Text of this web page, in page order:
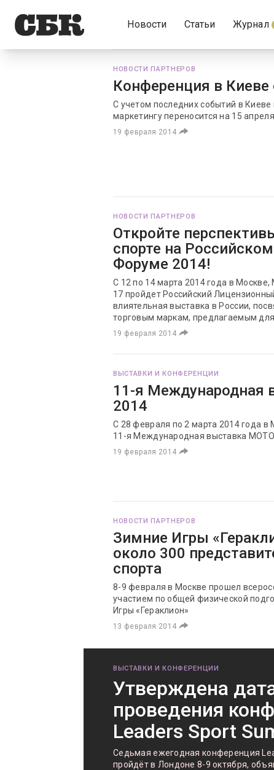
Новости Статьи Журнал
НОВОСТИ ПАРТНЕРОВ
Конференция в Киеве
С учетом последних событий в
маркетингу переносится на 15 апреля
19 февраля 2014
НОВОСТИ ПАРТНЕРОВ
Откройте
спорте на
Форуме 2014!
С 12 по 14 марта 2014 года в
17 пройдет Российский
влиятельная выставка в России,
торговым маркам, предлагаемым
19 февраля 2014
ВЫСТАВКИ И КОНФЕРЕНЦИИ
11-я
2014
С 28 февраля по 2 марта 2014 года в
11-я Международная выставка
19 февраля 2014
НОВОСТИ ПАРТНЕРОВ
Зимние Игры
около 300
спорта
8-9 февраля в Москве прошел
участием по общей физической
Игры «Гераклион»
13 февраля 2014
ВЫСТАВКИ И КОНФЕРЕНЦИИ
Утверждена
проведения
Leaders Sport
Седьмая ежегодная конференция
пройдёт в Лондоне 8-9 октября,